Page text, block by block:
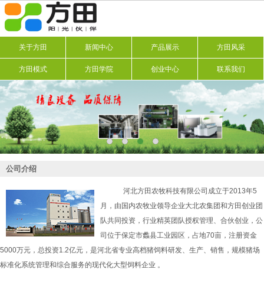
关于方田 新闻中心 产品展示 方田风采
方田模式 方田学院 创业中心 联系我们
公司介绍
河北方田农牧科技有限公司成立于2013年5
月，由国内农牧业领导企业大北农集团和方田创业团
队共同投资，行业精英团队授权管理、合伙创业，公
司位于保定市蠡县工业园区，占地70亩，注册资金
5000万元，总投资1.2亿元，是河北省专业高档猪饲料研发、生产、销售，规模猪场
标准化系统管理和综合服务的现代化大型饲料企业 。